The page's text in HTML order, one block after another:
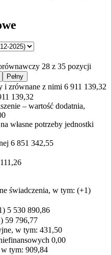
28 z 35 pozycji
Pełny
i zrównane z nimi 6 911 139,32
139,32
– wartość dodatnia,
własne potrzeby jednostki
6 851 342,55
świadczenia, w tym: (+1)
5 530 890,86
59 796,77
w tym: 431,50
0,00
w tym: 909,84